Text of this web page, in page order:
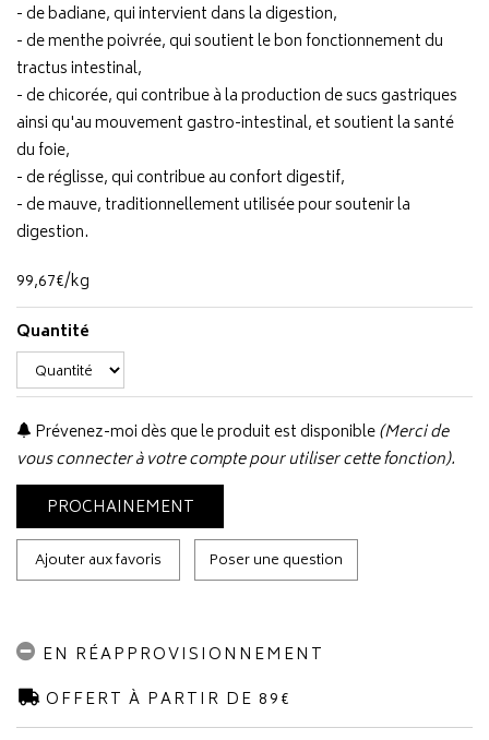
- de badiane, qui intervient dans la digestion,
- de menthe poivrée, qui soutient le bon fonctionnement du
tractus intestinal,
- de chicorée, qui contribue à la production de sucs gastriques
ainsi qu'au mouvement gastro-intestinal, et soutient la santé
du foie,
- de réglisse, qui contribue au confort digestif,
- de mauve, traditionnellement utilisée pour soutenir la
digestion.
99,67€/kg
Quantité
Prévenez-moi dès que le produit est disponible(Merci de
vous connecter à votre compte pour utiliser cette fonction).
PROCHAINEMENT
Ajouter aux favoris Poser une question
EN RÉAPPROVISIONNEMENT
OFFERT À PARTIR DE 89€